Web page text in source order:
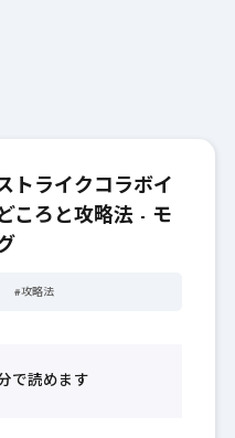
トライクコラボイ
ころと攻略法 - モ
#攻略法
で読めます